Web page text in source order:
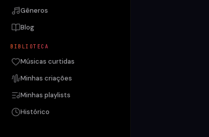
Gêneros
Blog
BIBLIOTECA
Músicas curtidas
Minhas criações
Minhas playlists
Histórico